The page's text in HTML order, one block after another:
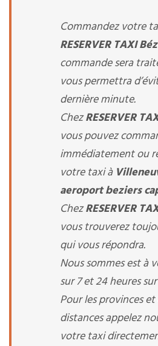
Commandez votre
RESERVER TAXI
commande sera
vous permettra
dernière minute.
ChezRESERVER
vous pouvez
immédiatement ou
votre taxi à
aeroport beziers
ChezRESERVER
vous trouverez
qui vous répondra.
Nous sommes est à
sur 7 et 24 heures
Pour les provinces
distances appelez
votre taxi